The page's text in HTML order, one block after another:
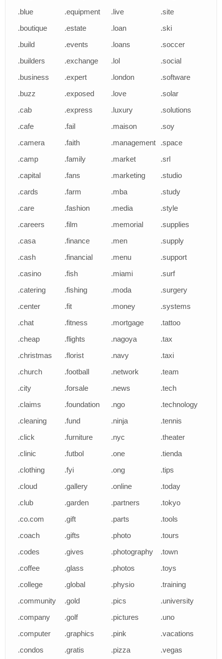
.blue
.boutique
.build
.builders
.business
.buzz
.cab
.cafe
.camera
.camp
.capital
.cards
.care
.careers
.casa
.cash
.casino
.catering
.center
.chat
.cheap
.christmas
.church
.city
.claims
.cleaning
.click
.clinic
.clothing
.cloud
.club
.co.com
.coach
.codes
.coffee
.college
.community
.company
.computer
.condos
.equipment
.estate
.events
.exchange
.expert
.exposed
.express
.fail
.faith
.family
.fans
.farm
.fashion
.film
.finance
.financial
.fish
.fishing
.fit
.fitness
.flights
.florist
.football
.forsale
.foundation
.fund
.furniture
.futbol
.fyi
.gallery
.garden
.gift
.gifts
.gives
.glass
.global
.gold
.golf
.graphics
.gratis
.live
.loan
.loans
.lol
.london
.love
.luxury
.maison
.management
.market
.marketing
.mba
.media
.memorial
.men
.menu
.miami
.moda
.money
.mortgage
.nagoya
.navy
.network
.news
.ngo
.ninja
.nyc
.one
.ong
.online
.partners
.parts
.photo
.photography
.photos
.physio
.pics
.pictures
.pink
.pizza
.site
.ski
.soccer
.social
.software
.solar
.solutions
.soy
.space
.srl
.studio
.study
.style
.supplies
.supply
.support
.surf
.surgery
.systems
.tattoo
.tax
.taxi
.team
.tech
.technology
.tennis
.theater
.tienda
.tips
.today
.tokyo
.tools
.tours
.town
.toys
.training
.university
.uno
.vacations
.vegas